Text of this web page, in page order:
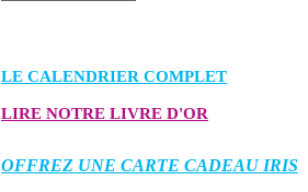
LE CALENDRIER COMPLET
LIRE NOTRE LIVRE D'OR
OFFREZ UNE CARTE CADEAU IRIS